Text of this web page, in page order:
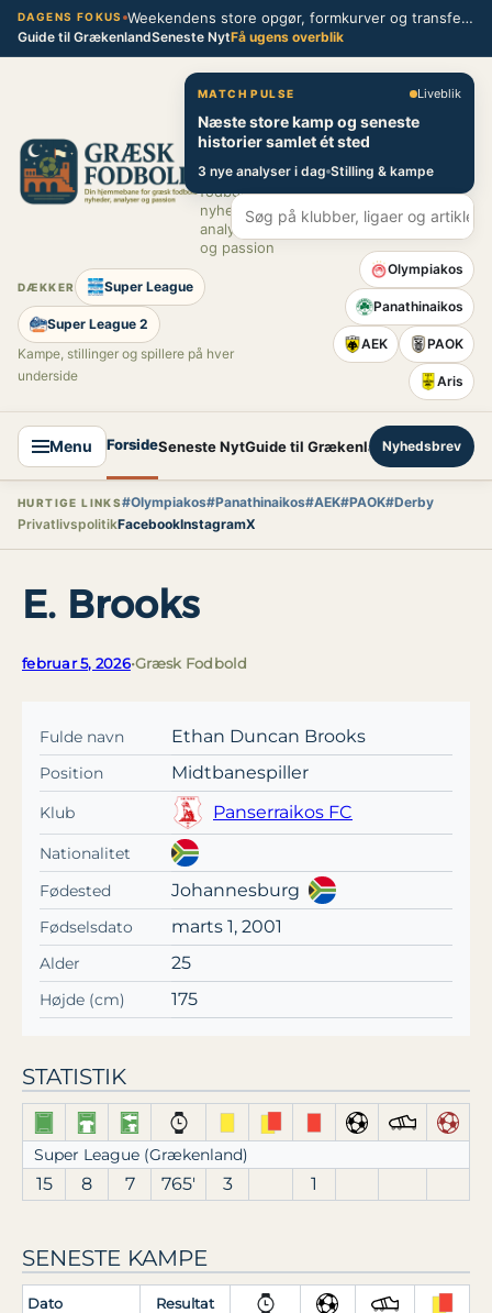
Spring
DAGENS FOKUS Weekendens store opgør, formkurver og transferblik fra græsk fodbold
Guide til GrækenlandSeneste NytFå ugens overblik
Græsk Fodbold
Din
hjemmebane
for græsk
fodbold –
nyheder,
analyser
og passion
DÆKKER Super League
Super League 2
Kampe, stillinger og spillere på hver
underside
MATCH PULSE Liveblik
Næste store kamp og seneste
historier samlet ét sted
3 nye analyser i dag Stilling & kampe
Olympiakos
Panathinaikos
AEK PAOK
Aris
Menu ForsideSeneste NytGuide til GrækenlandSuper League
Nyhedsbrev
HURTIGE LINKS#Olympiakos#Panathinaikos#AEK#PAOK#Derby
PrivatlivspolitikFacebookInstagramX
E. Brooks
februar 5, 2026•Græsk Fodbold
Fulde navn Ethan Duncan Brooks
Position Midtbanespiller
Klub Panserraikos FC
Nationalitet
Fødested
Johannesburg
Fødselsdato marts 1, 2001
Alder 25
Højde (cm) 175
STATISTIK
Super League (Grækenland)
15 8 7 765′ 3 1
SENESTE KAMPE
Dato Resultat